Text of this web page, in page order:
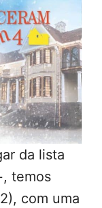
da lista
temos
com uma